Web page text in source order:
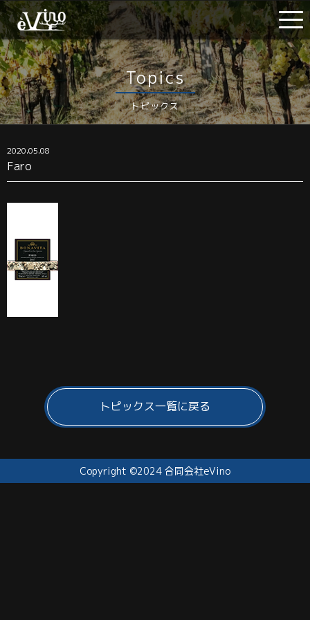
Topics
トピックス
2020.05.08
Faro
トピックス一覧に戻る
Copyright ©2024 合同会社eVino